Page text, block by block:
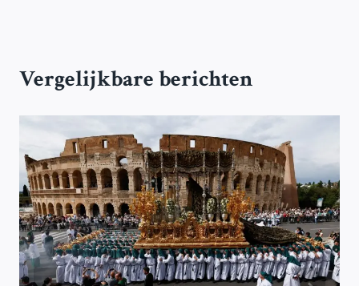
Vergelijkbare berichten